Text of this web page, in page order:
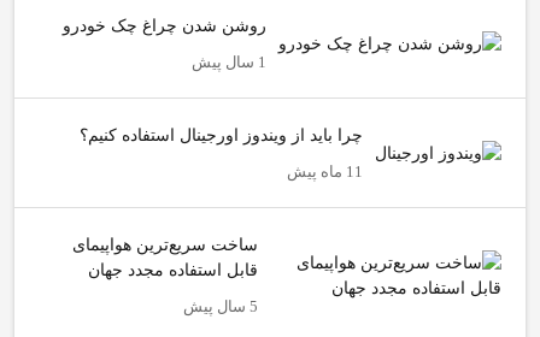
روشن شدن چراغ چک خودرو
1 سال پیش
چرا باید از ویندوز اورجینال استفاده کنیم؟
11 ماه پیش
ساخت سریع‌ترین هواپیمای
قابل استفاده مجدد جهان
5 سال پیش